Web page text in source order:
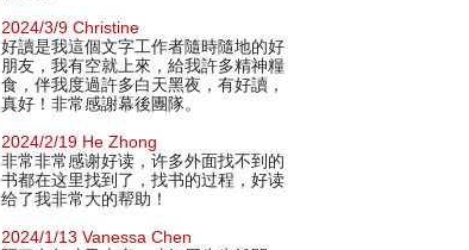
2024/3/9 Christine
好讀是我這個文字工作者隨時隨地的好
朋友，我有空就上來，給我許多精神糧
食，伴我度過許多白天黑夜，有好讀，
真好！非常感謝幕後團隊。
2024/2/19 He Zhong
非常非常感谢好读，许多外面找不到的
书都在这里找到了，找书的过程，好读
给了我非常大的帮助！
2024/1/13 Vanessa Chen